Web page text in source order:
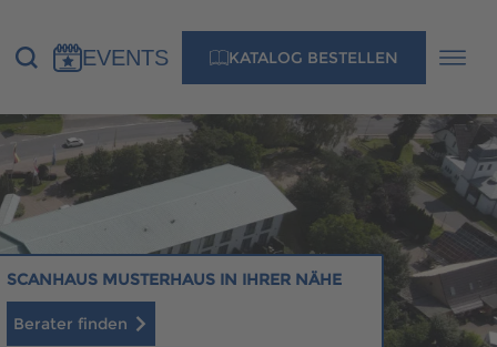
EVENTS KATALOG BESTELLEN
KONTAKT
MUSTERHAUS FINDEN
SCANHAUS MUSTERHAUS IN IHRER NÄHE
Berater finden